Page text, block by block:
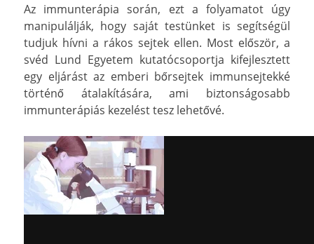
Az immunterápia során, ezt a folyamatot úgy
manipulálják, hogy saját testünket is segítségül
tudjuk hívni a rákos sejtek ellen. Most először, a
svéd Lund Egyetem kutatócsoportja kifejlesztett
egy eljárást az emberi bőrsejtek immunsejtekké
történő átalakítására, ami biztonságosabb
immunterápiás kezelést tesz lehetővé.